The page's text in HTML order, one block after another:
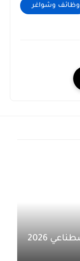
وظائف وشواغر
حرب المتصفحات بالذكاء الاصطناعي 2026